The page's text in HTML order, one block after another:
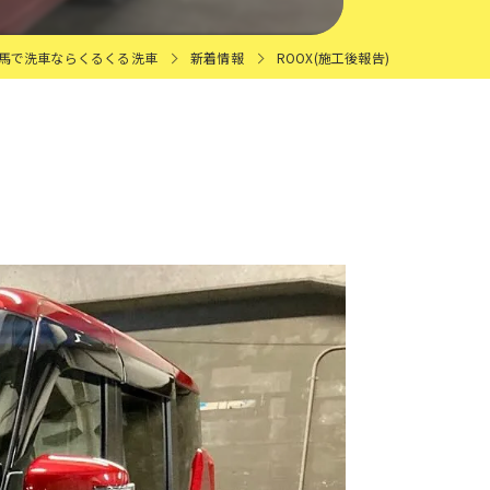
で洗車ならくるくる洗車 新着情報 ROOX(施工後報告)